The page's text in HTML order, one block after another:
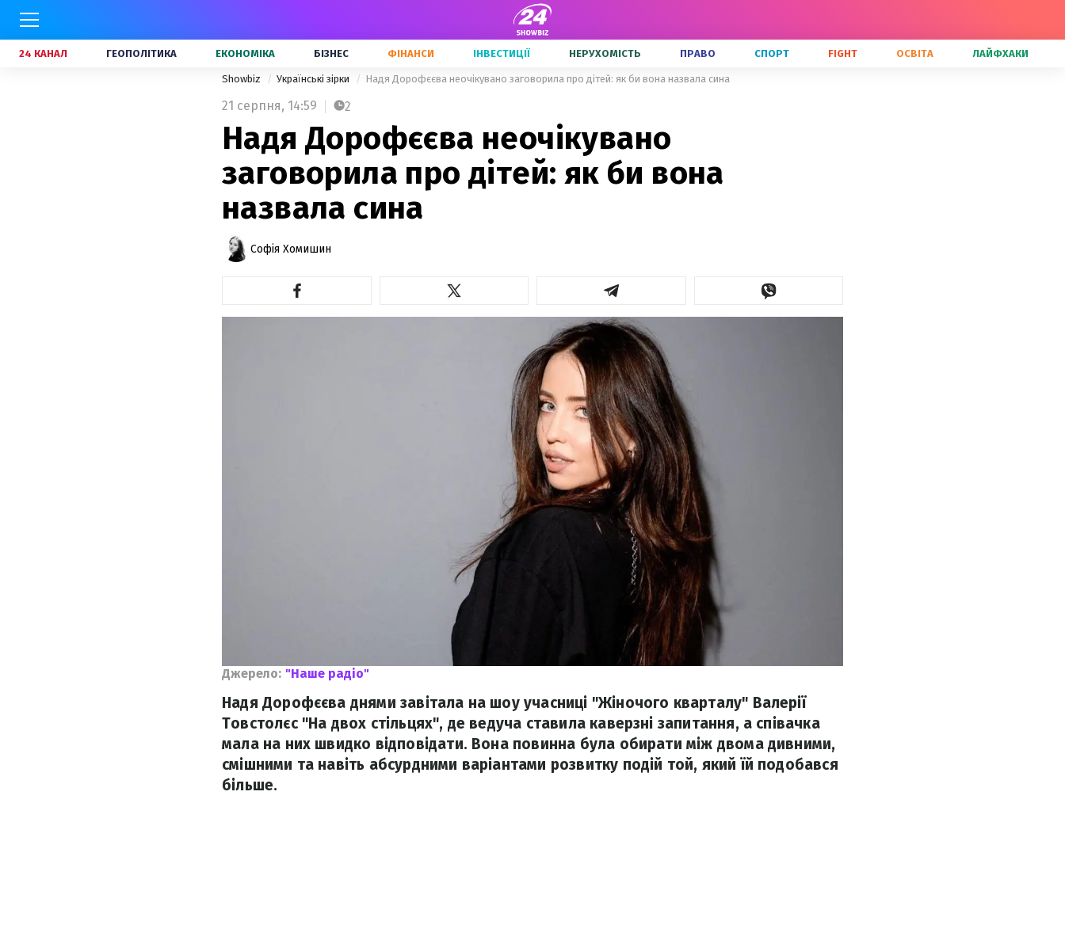
24 КАНАЛ ГЕОПОЛІТИКА ЕКОНОМІКА БІЗНЕС ФІНАНСИ ІНВЕСТИЦІЇ НЕРУХОМІСТЬ ПРАВО СПОРТ FIGHT ОСВІТА ЛАЙФХАКИ
Showbiz Українські зірки Надя Дорофєєва неочікувано заговорила про дітей: як би вона назвала сина
21 серпня, 14:59 2
Надя Дорофєєва неочікувано
заговорила про дітей: як би вона
назвала сина
Софія Хомишин
Джерело: "Наше радіо"
Надя Дорофєєва днями завітала на шоу учасниці "Жіночого кварталу" Валерії
Товстолєс "На двох стільцях", де ведуча ставила каверзні запитання, а співачка
мала на них швидко відповідати. Вона повинна була обирати між двома дивними,
смішними та навіть абсурдними варіантами розвитку подій той, який їй подобався
більше.